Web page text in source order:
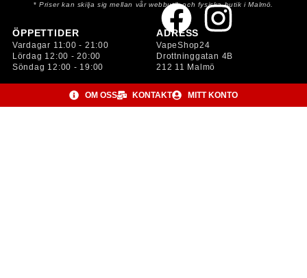
*Priser kan skilja sig mellan vår webbutik och fysiska butik i Malmö.
ÖPPETTIDER
Vardagar 11:00 - 21:00
Lördag 12:00 - 20:00
Söndag 12:00 - 19:00
ADRESS
VapeShop24
Drottninggatan 4B
212 11 Malmö
OM OSS KONTAKT MITT KONTO